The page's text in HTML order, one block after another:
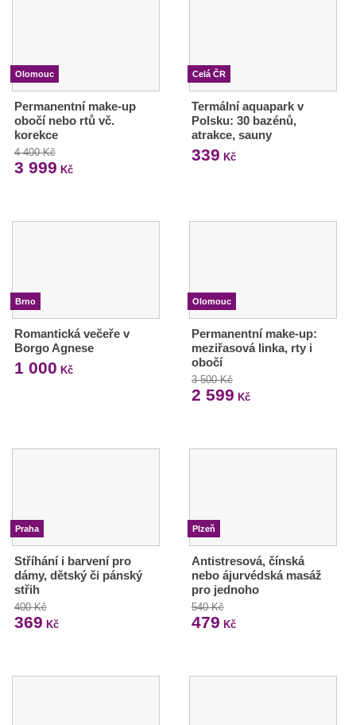
Olomouc
Permanentní make-up
obočí nebo rtů vč.
korekce
4 400 Kč
3 999 Kč
Celá ČR
Termální aquapark v
Polsku: 30 bazénů,
atrakce, sauny
339 Kč
Brno
Romantická večeře v
Borgo Agnese
1 000 Kč
Olomouc
Permanentní make-up:
meziřasová linka, rty i
obočí
3 500 Kč
2 599 Kč
Praha
Stříhání i barvení pro
dámy, dětský či pánský
střih
400 Kč
369 Kč
Plzeň
Antistresová, čínská
nebo ájurvédská masáž
pro jednoho
540 Kč
479 Kč